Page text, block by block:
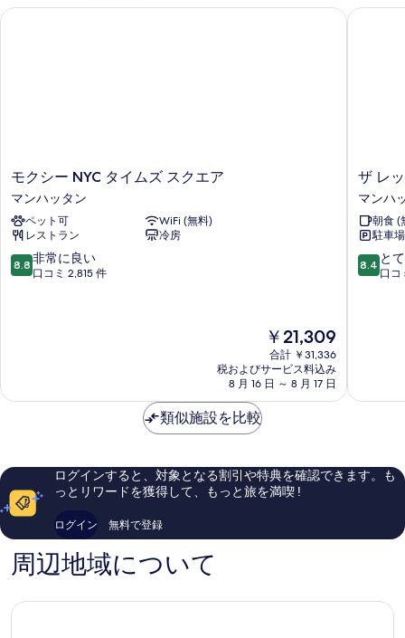
示
モ
シ
ー
NYC
タ
イ
ン
ン
モクシー NYC タイムズ スクエア
マンハッタン
ペット可
WiFi (無料)
レストラン
冷房
10
段
い、
2,815
件
の
コ
ミ
8.8 非常に良い
口コミ 2,815 件
現
在
の
料
金
￥21,309
合計 ￥31,336
税およびサービス料込み
8 月 16 日 ～ 8 月 17 日
モクシー NYC タイムズ スクエア
ザ
ッ
ク
ス
NYC
マ
ザ レ
マンハ
朝食 (
駐車
10
段
い、
1,004
件
8.4 と
口コ
ザ レッ
類似施設を比較
ログインすると、対象となる割引や特典を確認できます。も
っとリワードを獲得して、もっと旅を満喫 !
ログイン 無料で登録
周辺地域について